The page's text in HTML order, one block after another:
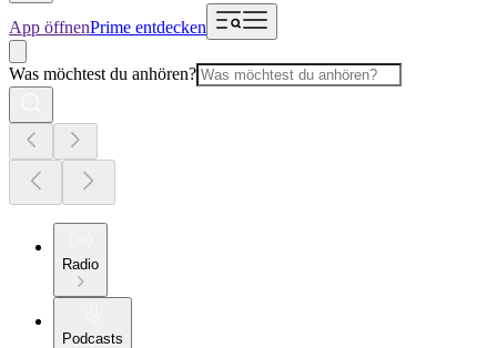
App öffnenPrime entdecken
Was möchtest du anhören?
Radio
Podcasts